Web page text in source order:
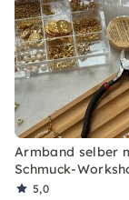
Armband selber
Schmuck-
5,0